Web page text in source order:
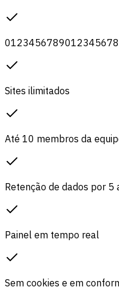
0123456789012345678
Sites ilimitados
Até 10 membros da
Retenção de dados por 5
Painel em tempo real
Sem cookies e em